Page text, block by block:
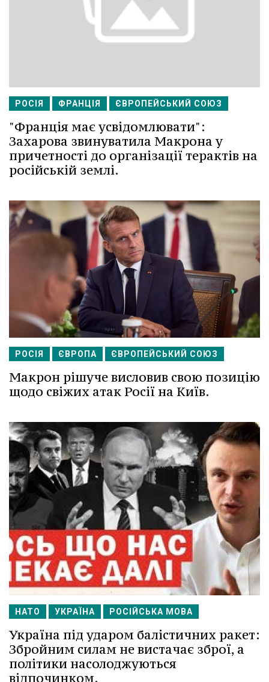
РОСІЯ ФРАНЦІЯ ЄВРОПЕЙСЬКИЙ СОЮЗ
"Франція має усвідомлювати":
Захарова звинуватила Макрона у
причетності до організації терактів на
російській землі.
РОСІЯ ЄВРОПА ЄВРОПЕЙСЬКИЙ СОЮЗ
Макрон рішуче висловив свою позицію
щодо свіжих атак Росії на Київ.
НАТО УКРАЇНА РОСІЙСЬКА МОВА
Україна під ударом балістичних ракет:
Збройним силам не вистачає зброї, а
політики насолоджуються
відпочинком.